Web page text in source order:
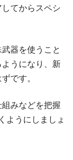
てからスペシ
器を使うこと
うになり、新
です。
みなどを把握
ようにしましょ